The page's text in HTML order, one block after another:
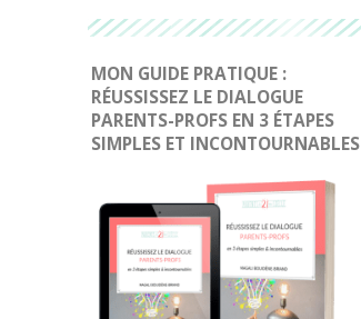
MON GUIDE PRATIQUE :
RÉUSSISSEZ LE DIALOGUE
PARENTS-PROFS EN 3 ÉTAPES
SIMPLES ET INCONTOURNABLES